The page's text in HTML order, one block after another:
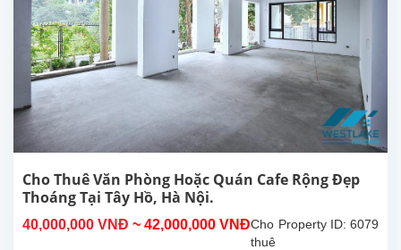
Tổng
diện
tích
112m²,
bao
gồm
vệ
sinh
riêng.
địa
gần...
Cho Thuê Văn Phòng Hoặc Quán Cafe Rộng Đẹp
Thoáng Tại Tây Hồ, Hà Nội.
40,000,000 VNĐ ~ 42,000,000 VNĐ Property ID: 6079
Cho
thuê